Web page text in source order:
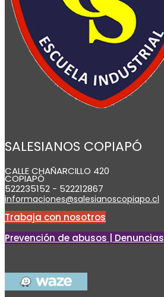
SALESIANOS COPIAPÓ
CALLE CHAÑARCILLO 420
COPIAPÓ
522235152 - 522212867
informaciones@salesianoscopiapo.cl
Trabaja con nosotros
Prevención de abusos | Denuncias